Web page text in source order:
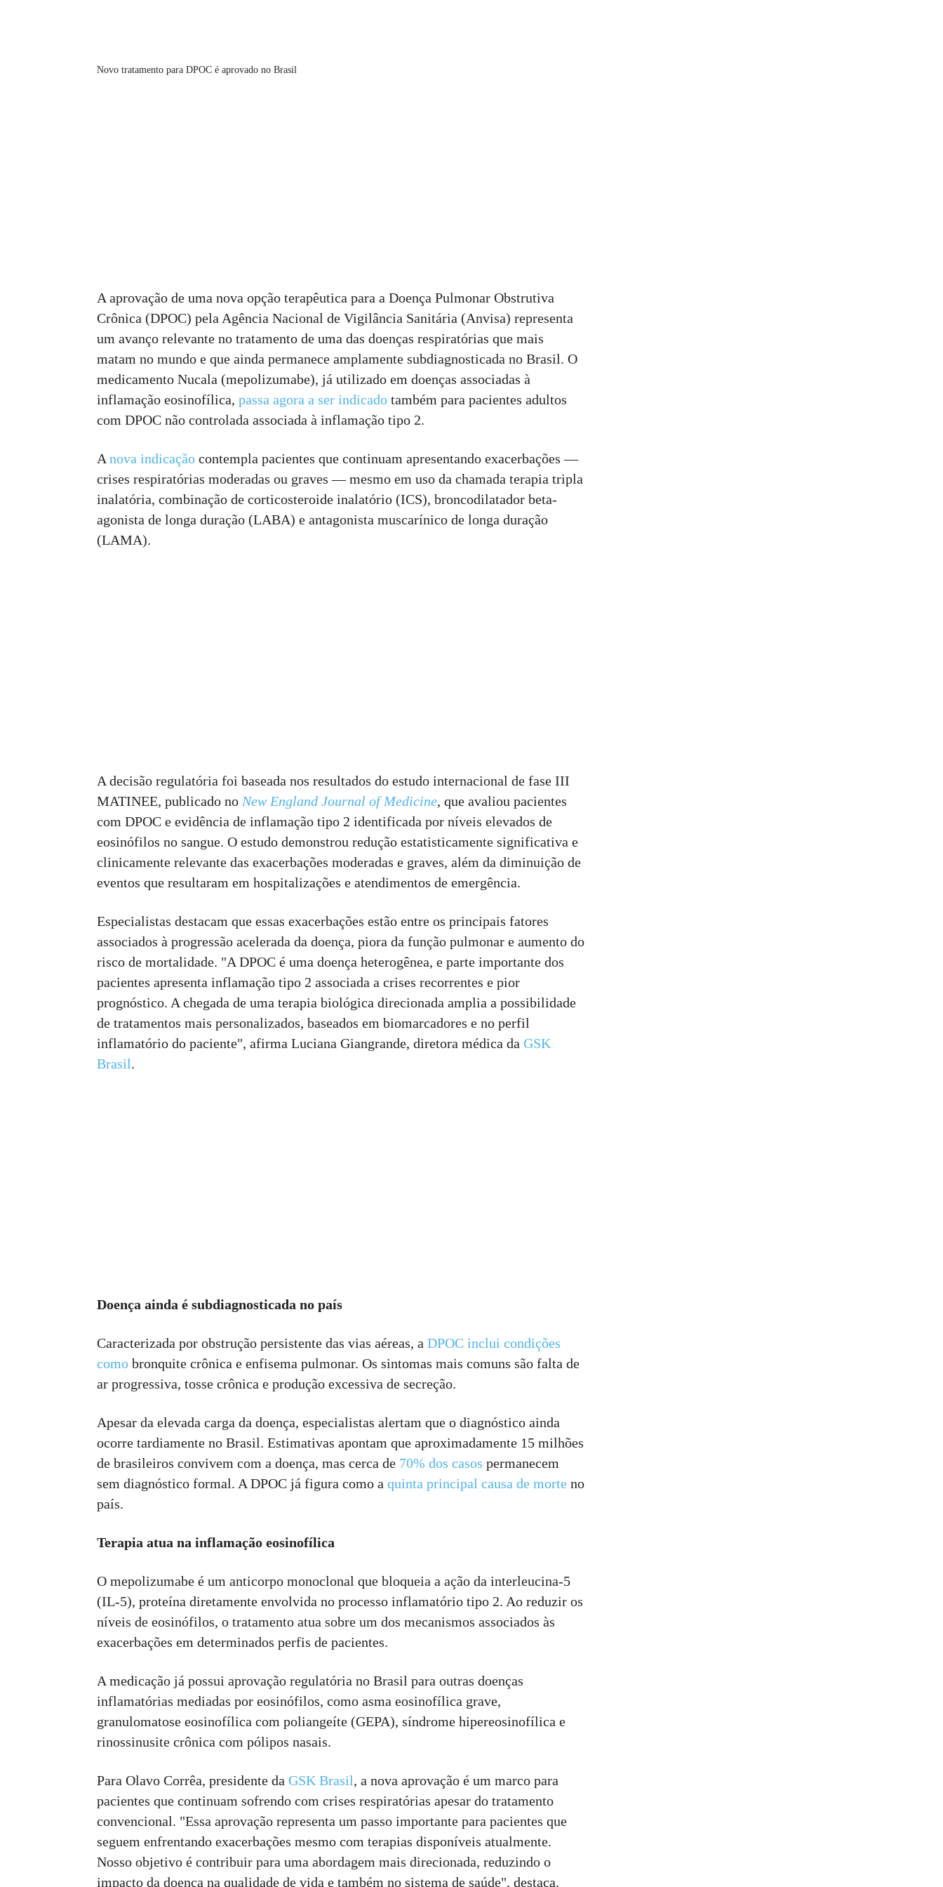
Novo tratamento para DPOC é aprovado no Brasil
A aprovação de uma nova opção terapêutica para a Doença Pulmonar Obstrutiva
Crônica (DPOC) pela Agência Nacional de Vigilância Sanitária (Anvisa) representa
um avanço relevante no tratamento de uma das doenças respiratórias que mais
matam no mundo e que ainda permanece amplamente subdiagnosticada no Brasil. O
medicamento Nucala (mepolizumabe), já utilizado em doenças associadas à
inflamação eosinofílica, passa agora a ser indicado também para pacientes adultos
com DPOC não controlada associada à inflamação tipo 2.
A nova indicação contempla pacientes que continuam apresentando exacerbações —
crises respiratórias moderadas ou graves — mesmo em uso da chamada terapia tripla
inalatória, combinação de corticosteroide inalatório (ICS), broncodilatador beta-
agonista de longa duração (LABA) e antagonista muscarínico de longa duração
(LAMA).
A decisão regulatória foi baseada nos resultados do estudo internacional de fase III
MATINEE, publicado no New England Journal of Medicine, que avaliou pacientes
com DPOC e evidência de inflamação tipo 2 identificada por níveis elevados de
eosinófilos no sangue. O estudo demonstrou redução estatisticamente significativa e
clinicamente relevante das exacerbações moderadas e graves, além da diminuição de
eventos que resultaram em hospitalizações e atendimentos de emergência.
Especialistas destacam que essas exacerbações estão entre os principais fatores
associados à progressão acelerada da doença, piora da função pulmonar e aumento do
risco de mortalidade. "A DPOC é uma doença heterogênea, e parte importante dos
pacientes apresenta inflamação tipo 2 associada a crises recorrentes e pior
prognóstico. A chegada de uma terapia biológica direcionada amplia a possibilidade
de tratamentos mais personalizados, baseados em biomarcadores e no perfil
inflamatório do paciente", afirma Luciana Giangrande, diretora médica da GSK
Brasil.
Doença ainda é subdiagnosticada no país
Caracterizada por obstrução persistente das vias aéreas, a DPOC inclui condições
como bronquite crônica e enfisema pulmonar. Os sintomas mais comuns são falta de
ar progressiva, tosse crônica e produção excessiva de secreção.
Apesar da elevada carga da doença, especialistas alertam que o diagnóstico ainda
ocorre tardiamente no Brasil. Estimativas apontam que aproximadamente 15 milhões
de brasileiros convivem com a doença, mas cerca de 70% dos casos permanecem
sem diagnóstico formal. A DPOC já figura como a quinta principal causa de morte no
país.
Terapia atua na inflamação eosinofílica
O mepolizumabe é um anticorpo monoclonal que bloqueia a ação da interleucina-5
(IL-5), proteína diretamente envolvida no processo inflamatório tipo 2. Ao reduzir os
níveis de eosinófilos, o tratamento atua sobre um dos mecanismos associados às
exacerbações em determinados perfis de pacientes.
A medicação já possui aprovação regulatória no Brasil para outras doenças
inflamatórias mediadas por eosinófilos, como asma eosinofílica grave,
granulomatose eosinofílica com poliangeíte (GEPA), síndrome hipereosinofílica e
rinossinusite crônica com pólipos nasais.
Para Olavo Corrêa, presidente da GSK Brasil, a nova aprovação é um marco para
pacientes que continuam sofrendo com crises respiratórias apesar do tratamento
convencional. "Essa aprovação representa um passo importante para pacientes que
seguem enfrentando exacerbações mesmo com terapias disponíveis atualmente.
Nosso objetivo é contribuir para uma abordagem mais direcionada, reduzindo o
impacto da doença na qualidade de vida e também no sistema de saúde", destaca.